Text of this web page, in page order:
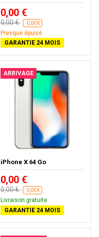
0,00 €
0,00 € -0,00 €
Presque épuisé
GARANTIE 24 MOIS
ARRIVAGE
iPhone X 64 Go
0,00 €
0,00 € -0,00 €
Livraison gratuite
GARANTIE 24 MOIS